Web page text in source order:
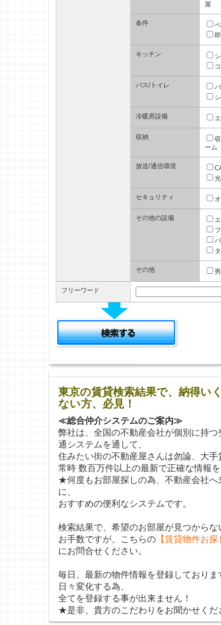
屋
条件
キッチン
バス/トイレ
冷暖房設備
収納
ーム
放送/通信環境
セキュリティ
その他の設備
その他
フリーワード
東京の賃貸検索結果で、納得い
ない方、必見！
≪総合仲介システムのご案内≫
弊社は、全国の不動産会社が個別に持
通システムを通して、
住みたい街の不動産屋さんは勿論、大
常時 数百万件以上の最新で正確な情報
★何度もお部屋探しの為、不動産会社へ
に、
おすすめの便利なシステムです。
検索結果で、希望のお部屋が見つから
お手数ですが、こちらの【賃貸物件お探
にお問合せください。
毎日、最新の物件情報を登録しており
日々変化する為、
全てを登録する事が出来ません！
★是非、貴方のこだわりをお聞かせくだ